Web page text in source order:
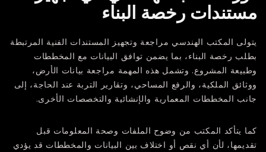
مستندات رخصة البناء
يتولى المكتب الهندسي مراجعة وتجهيز المستندات الفنية المرتبطة
بطلب رخصة البناء، بما يضمن توافق البيانات مع المخططات
وطبيعة المشروع. وتشمل هذه المهمة مراجعة بيانات الأرض،
ووثائق الملكية، والرفع المساحي، وتقارير التربة عند الحاجة، إلى
جانب المخططات المعمارية والإنشائية والتخصصات الأخرى.
كما يتأكد المكتب من وضوح الملفات وصحة المعلومات قبل
تقديمها، لأن أي نقص أو اختلاف بين البيانات والمخططات قد يؤدي